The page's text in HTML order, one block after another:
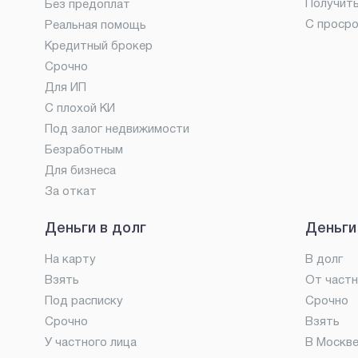
Без предоплат
Реальная помощь
Кредитный брокер
Срочно
Для ИП
С плохой КИ
Под залог недвижимости
Безработным
Для бизнеса
За откат
С
Деньги в долг
На карту
Взять
Под расписку
Срочно
У частного лица
В долг
От
Срочно
Взять
В Москве